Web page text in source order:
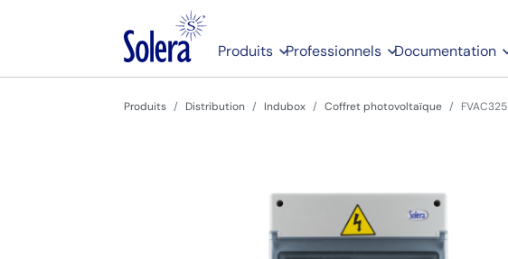
Produits Professionnels Documentation
Produits Distribution Indubox Coffret photovoltaïque FVAC325